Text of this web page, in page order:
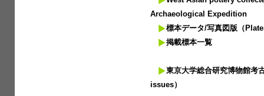
Archaeological Expedition
標本データ/写真図版（
掲載標本一覧
東京大学総合研究博物館考
issues）